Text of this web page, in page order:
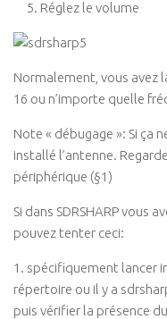
Réglez le volume
Normalement, vous avez
16 ou n’importe quelle
Note « débugage »: Si ça
installé l’antenne.
périphérique (§1)
Si dans SDRSHARP vous
pouvez tenter ceci:
1. spécifiquement lancer
répertoire ou il y a
puis vérifier la présence